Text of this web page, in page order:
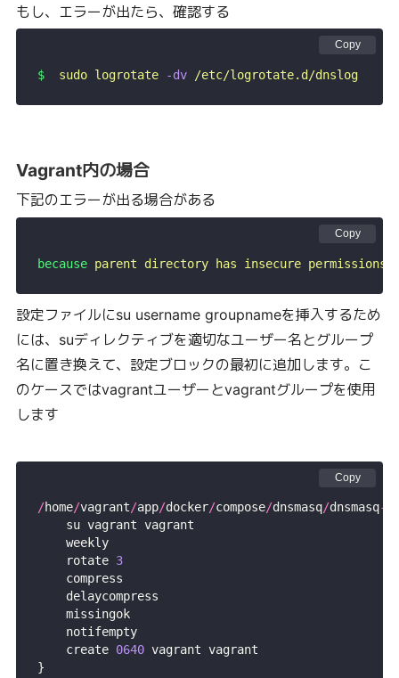
もし、エラーが出たら、確認する
Copy
$
  sudo
logrotate -dv /etc/logrotate.d/dnslog
Vagrant内の場合
下記のエラーが出る場合がある
Copy
because parent directory has insecure permissions
設定ファイルにsu username groupnameを挿入するため
には、suディレクティブを適切なユーザー名とグループ
名に置き換えて、設定ブロックの最初に追加します。こ
のケースではvagrantユーザーとvagrantグループを使用
します
Copy
/home/vagrant/app/docker/compose/dnsmasq/dnsmasq-
    su vagrant vagrant
    weekly
    rotate
3
    compress
    delaycompress
    missingok
    notifempty
    create
0640 vagrant vagrant
}